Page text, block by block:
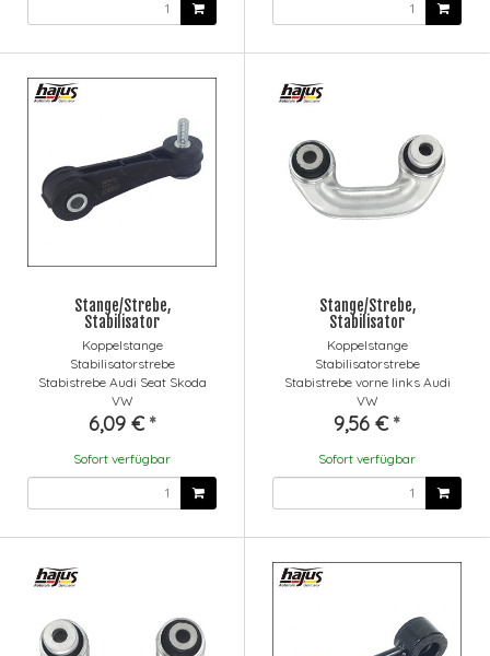
Stange/Strebe,
Stabilisator
Koppelstange
Stabilisatorstrebe
Stabistrebe Audi Seat Skoda
VW
6,09 € *
Sofort verfügbar
Stange/Strebe,
Stabilisator
Koppelstange
Stabilisatorstrebe
Stabistrebe vorne links Audi
VW
9,56 € *
Sofort verfügbar